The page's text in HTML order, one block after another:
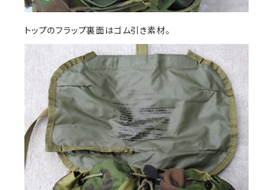
トップのフラップ裏面はゴム引き素材。